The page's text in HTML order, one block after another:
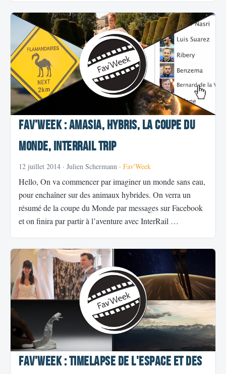
Fav'Week : Amasia, Hybris, La Coupe du
Monde, InterRail Trip
12 juillet 2014 · Julien Schermann · Fav'Week
Hello, On va commencer par imaginer un monde sans eau,
pour enchaîner sur des animaux hybrides. On verra un
résumé de la coupe du Monde par messages sur Facebook
et on finira par partir à l’aventure avec InterRail …
Fav'Week : Timelapse de l'espace et des